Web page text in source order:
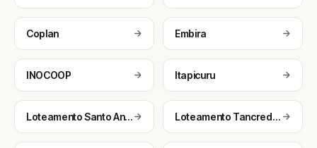
Coplan Embira
INOCOOP Itapicuru
Loteamento Santo Antônio Loteamento Tancredo Neves